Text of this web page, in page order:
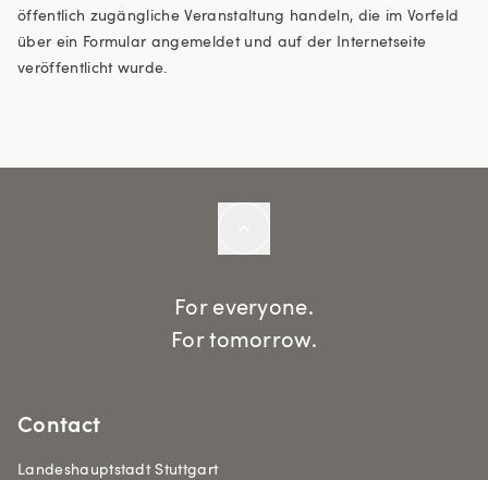
öffentlich zugängliche Veranstaltung handeln, die im Vorfeld
über ein Formular angemeldet und auf der Internetseite
veröffentlicht wurde.
For everyone.
For tomorrow.
Contact
Landeshauptstadt Stuttgart